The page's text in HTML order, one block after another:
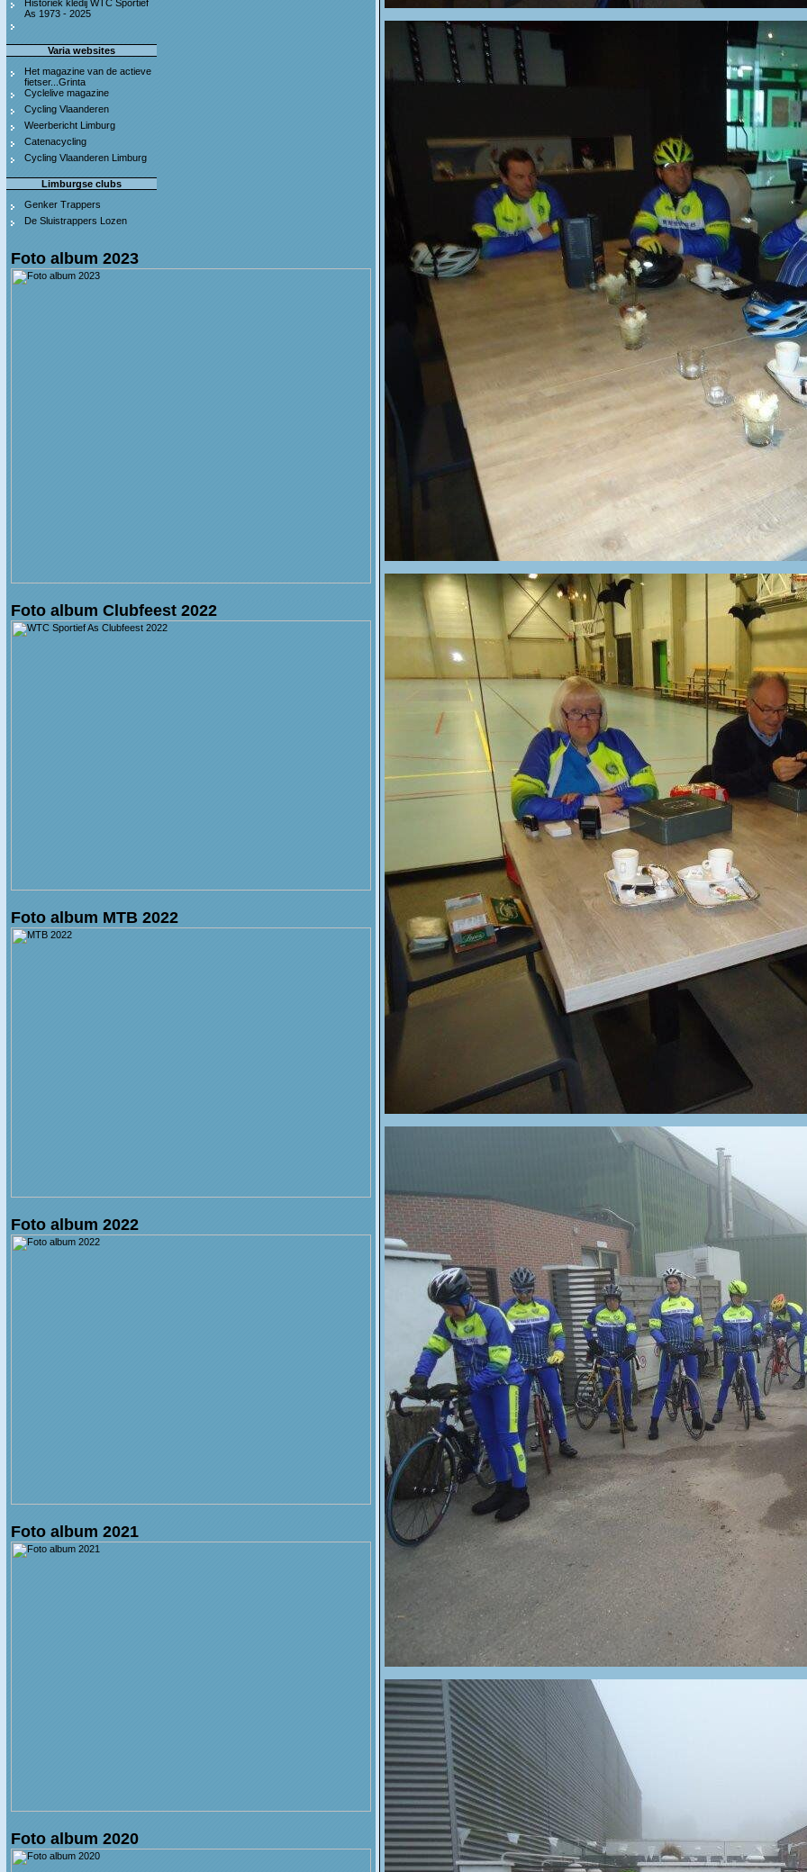
Historiek kledij WTC Sportief
As 1973 - 2025
Varia websites
Het magazine van de actieve
fietser...Grinta
Cyclelive magazine
Cycling Vlaanderen
Weerbericht Limburg
Catenacycling
Cycling Vlaanderen Limburg
Limburgse clubs
Genker Trappers
De Sluistrappers Lozen
Foto album 2023
Foto album Clubfeest 2022
Foto album MTB 2022
Foto album 2022
Foto album 2021
Foto album 2020